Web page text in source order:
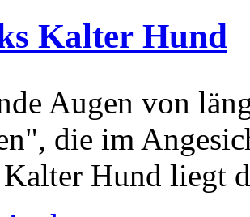
Kalter Hund
Augen von
die im
Hund liegt